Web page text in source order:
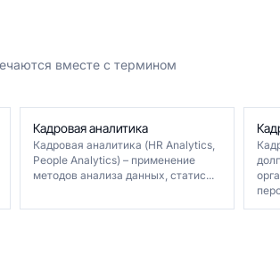
вместе с термином
Кадровая аналитика
Кадровая аналитика (HR Analytics,
People Analytics) – применение
методов анализа данных, статис...